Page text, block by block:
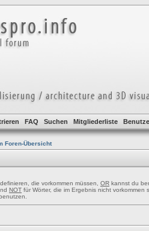
FAQ Suchen Mitgliederliste
Foren-Übersicht
die vorkommen müssen, OR kannst du
NOT für Wörter, die im Ergebnis nicht vorkommen